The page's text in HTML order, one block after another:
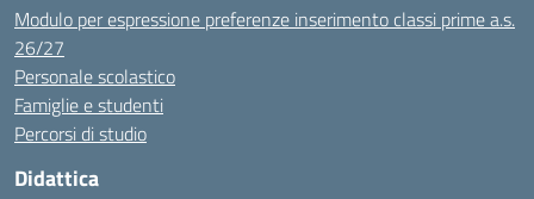
Modulo per espressione preferenze inserimento classi prime a.s.
26/27
Personale scolastico
Famiglie e studenti
Percorsi di studio
Didattica